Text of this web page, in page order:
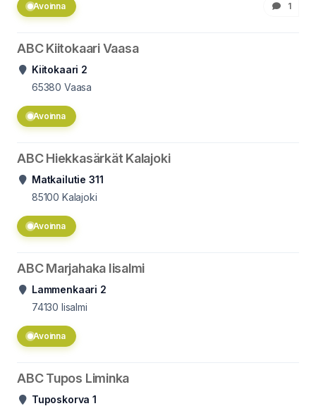
Avoinna 1
ABC Kiitokaari Vaasa
Kiitokaari 2
65380 Vaasa
Avoinna
ABC Hiekkasärkät Kalajoki
Matkailutie 311
85100 Kalajoki
Avoinna
ABC Marjahaka Iisalmi
Lammenkaari 2
74130 Iisalmi
Avoinna
ABC Tupos Liminka
Tuposkorva 1